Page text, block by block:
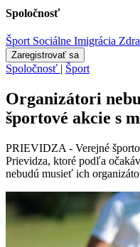
Spoločnosť
Šport Sociálne Imigrácia
Zaregistrovať sa
Spoločnosť | Šport
Organizátori
športové akcie s
PRIEVIDZA - Verejné
Prievidza, ktoré podľa
nebudú musieť ich